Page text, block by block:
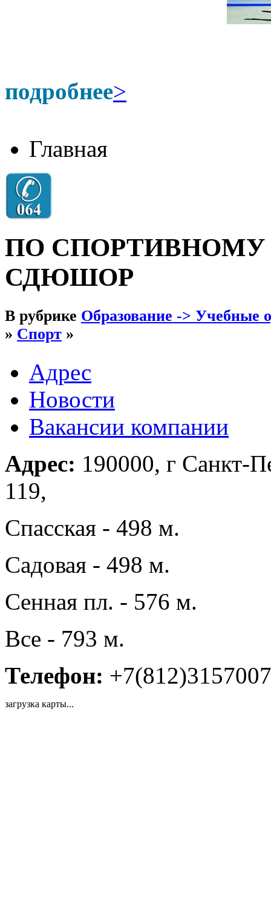
подробнее>
Главная
ПО
СДЮШОР
В рубрике Образование -> Учебные
» Спорт »
Адрес
Новости
Вакансии компании
Адрес: 190000, г Санкт-
119,
Спасская - 498 м.
Садовая - 498 м.
Сенная пл. - 576 м.
Все - 793 м.
Телефон: +7(812)3157007
загрузка карты...